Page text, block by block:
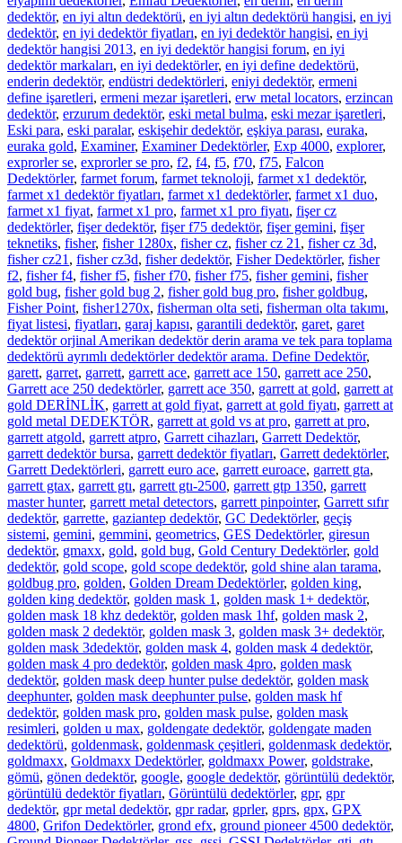
dedektör, en iyi altın dedektörü, en iyi altın dedektörü hangisi, en iyi
dedektör, en iyi dedektör fiyatları, en iyi dedektör hangisi, en iyi
dedektör hangisi 2013, en iyi dedektör hangisi forum, en iyi
dedektör markaları, en iyi dedektörler, en iyi define dedektörü,
enderin dedektör, endüstri dedektörleri, eniyi dedektör, ermeni
define işaretleri, ermeni mezar işaretleri, erw metal locators, erzincan
dedektör, erzurum dedektör, eski metal bulma, eski mezar işaretleri,
Eski para, eski paralar, eskişehir dedektör, eşkiya parası, euraka,
euraka gold, Examiner, Examiner Dedektörler, Exp 4000, explorer,
exprorler se, exprorler se pro, f2, f4, f5, f70, f75, Falcon
Dedektörler, farmet forum, farmet teknoloji, farmet x1 dedektör,
farmet x1 dedektör fiyatları, farmet x1 dedektörler, farmet x1 duo,
farmet x1 fiyat, farmet x1 pro, farmet x1 pro fiyatı, fişer cz
dedektörler, fişer dedektör, fişer f75 dedektör, fişer gemini, fişer
teknetiks, fisher, fisher 1280x, fisher cz, fisher cz 21 , fisher cz 3d,
fisher cz21 , fisher cz3d, fisher dedektör, Fisher Dedektörler, fisher
f2, fisher f4, fisher f5, fisher f70, fisher f75, fisher gemini, fisher
gold bug, fisher gold bug 2, fisher gold bug pro, fisher goldbug,
Fisher Point, fisher1270x, fisherman olta seti, fisherman olta takımı,
fiyat listesi, fiyatları, garaj kapısı, garantili dedektör, garet, garet
dedektör orjinal Amerikan dedektör derin arama ve tek para toplama
dedektörü ayrımlı dedektörler dedektör arama. Define Dedektör,
garett, garret, garrett, garrett ace, garrett ace 150, garrett ace 250,
Garrett ace 250 dedektörler, garrett ace 350, garrett at gold, garrett at
gold DERİNLİK, garrett at gold fiyat, garrett at gold fiyatı, garrett at
gold metal DEDEKTÖR, garrett at gold vs at pro, garrett at pro,
garrett atgold, garrett atpro, Garrett cihazları, Garrett Dedektör,
garrett dedektör bursa, garrett dedektör fiyatları, Garrett dedektörler,
Garrett Dedektörleri, garrett euro ace, garrett euroace, garrett gta,
garrett gtax, garrett gtı, garrett gtı-2500, garrett gtp 1350, garrett
master hunter, garrett metal detectors, garrett pinpointer, Garrett sıfır
dedektör, garrette, gaziantep dedektör, GC Dedektörler, geçiş
sistemi, gemini, gemmini, geometrics, GES Dedektörler, giresun
dedektör, gmaxx, gold, gold bug, Gold Century Dedektörler, gold
dedektör, gold scope, gold scope dedektör, gold shine alan tarama,
goldbug pro, golden, Golden Dream Dedektörler, golden king,
golden king dedektör, golden mask 1 , golden mask 1+ dedektör,
golden mask 18 khz dedektör, golden mask 1hf, golden mask 2,
golden mask 2 dedektör, golden mask 3, golden mask 3+ dedektör,
golden mask 3dedektör, golden mask 4, golden mask 4 dedektör,
golden mask 4 pro dedektör, golden mask 4pro, golden mask
dedektör, golden mask deep hunter pulse dedektör, golden mask
deephunter, golden mask deephunter pulse, golden mask hf
dedektör, golden mask pro, golden mask pulse, golden mask
resimleri, golden u max, goldengate dedektör, goldengate maden
dedektörü, goldenmask, goldenmask çeşitleri, goldenmask dedektör,
goldmaxx, Goldmaxx Dedektörler, goldmaxx Power, goldstrake,
gömü, gönen dedektör, google, google dedektör, görüntülü dedektör,
görüntülü dedektör fiyatları, Görüntülü dedektörler, gpr, gpr
dedektör, gpr metal dedektör, gpr radar, gprler, gprs, gpx, GPX
4800, Grifon Dedektörler, grond efx, ground pioneer 4500 dedektör,